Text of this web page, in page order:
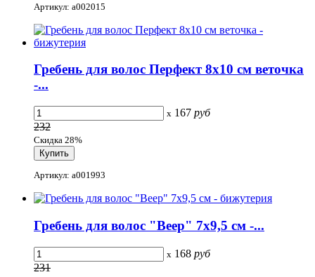
Артикул: a002015
Гребень для волос Перфект 8x10 см веточка
-...
x 167 руб
232
Скидка 28%
Артикул: a001993
Гребень для волос "Веер" 7x9,5 см -...
x 168 руб
231